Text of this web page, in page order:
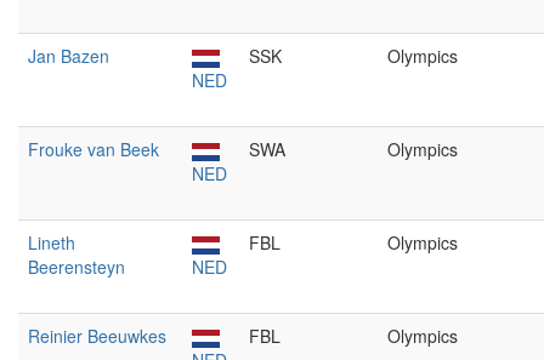
Jan Bazen
NED
SSK Olympics
Frouke van Beek
NED
SWA Olympics
Lineth
Beerensteyn
NED
FBL Olympics
Reinier Beeuwkes
FBL Olympics